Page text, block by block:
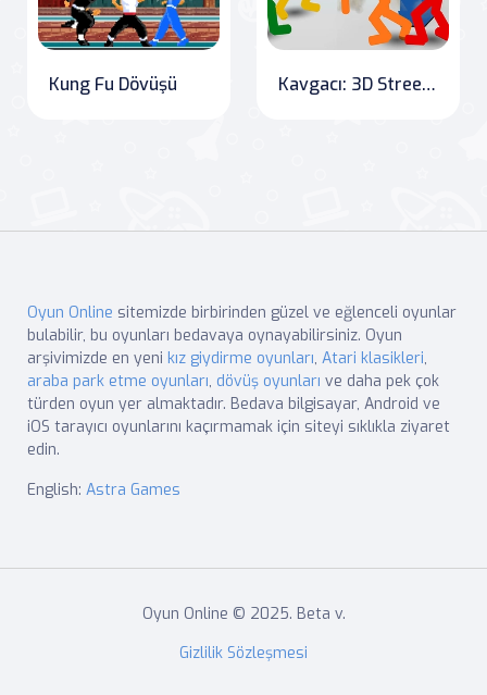
Kung Fu Dövüşü Kavgacı: 3D Street Fighting with Stickmen
Oyun Online sitemizde birbirinden güzel ve eğlenceli oyunlar
bulabilir, bu oyunları bedavaya oynayabilirsiniz. Oyun
arşivimizde en yeni kız giydirme oyunları, Atari klasikleri,
araba park etme oyunları, dövüş oyunları ve daha pek çok
türden oyun yer almaktadır. Bedava bilgisayar, Android ve
iOS tarayıcı oyunlarını kaçırmamak için siteyi sıklıkla ziyaret
edin.
English: Astra Games
Oyun Online © 2025. Beta v.
Gizlilik Sözleşmesi